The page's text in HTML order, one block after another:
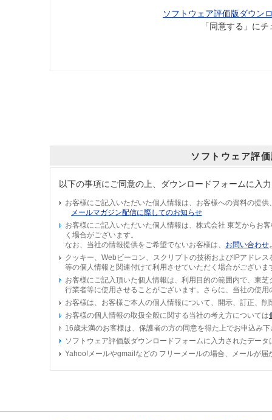
ソフトウェア評価版ダウン
「同意する」に
ソフトウェア評
以下の事項にご同意の上、ダウンロードフォームに入
お客様にご記入いただいた個人情報は、お客様への資料の提
メールマガジン配信に際してのお知らせ
お客様にご記入いただいた個人情報は、株式会社 東芝からお
く場合がございます。
なお、当社の情報提供をご希望でないお客様は、 お問い合わせ
クッキー、Webビーコン、スクリプトの技術およびIPアドレ
等の個人情報と関連付けて利用させていただく場合がございま
お客様にご記入頂いた個人情報は、利用目的の範囲内で、東
行業者等に使用させることがございます。さらに、当社の使
お客様は、お客様ご本人の個人情報について、開示、訂正、
お客様の個人情報の取扱全般に関する当社の考え方については
16歳未満のお客様は、保護者の方の同意を得た上でお申込み下
ソフトウェア評価版ダウンロードフォームに入力されたデー
Yahoo!メールやgmailなどの フリーメールの場合、メールが